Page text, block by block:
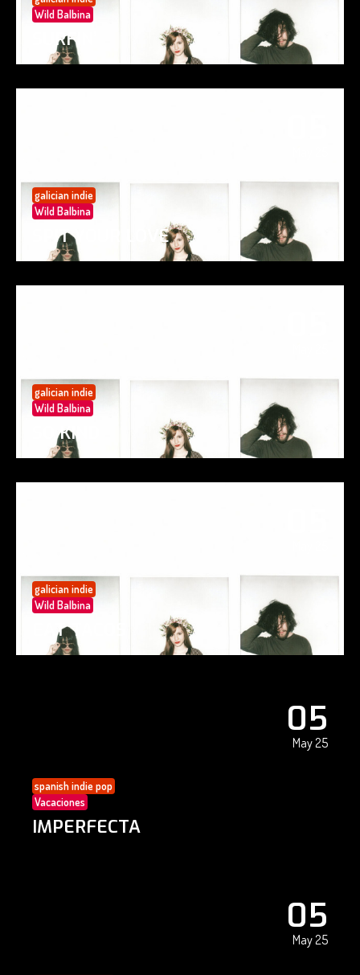
Wild Balbina
SURFIN’
galician indie
Wild Balbina
SPIT YOUR LOVE
galician indie
Wild Balbina
SO KIND
galician indie
Wild Balbina
EAT TACOS
05
May 25
spanish indie pop
Vacaciones
IMPERFECTA
05
May 25